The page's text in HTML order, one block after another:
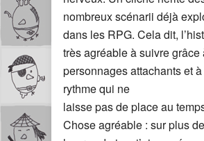
nombreux scénarii déjà
dans les RPG. Cela dit,
très agréable à suivre grâce
personnages attachants et
rythme qui ne
laisse pas de place au
Chose agréable : sur plus